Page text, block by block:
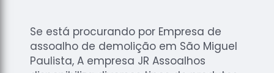
Se está procurando por Empresa de
assoalho de demolição em São Miguel
Paulista, A empresa JR Assoalhos